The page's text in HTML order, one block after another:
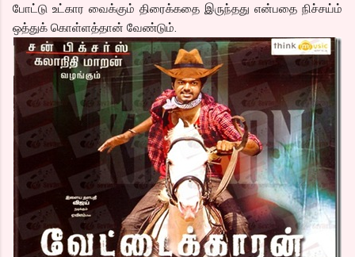
போட்டு உட்கார வைக்கும் திரைக்கதை இருந்தது என்பதை நிச்சய்ம்
ஒத்துக் கொள்ளத்தான் வேண்டும்.